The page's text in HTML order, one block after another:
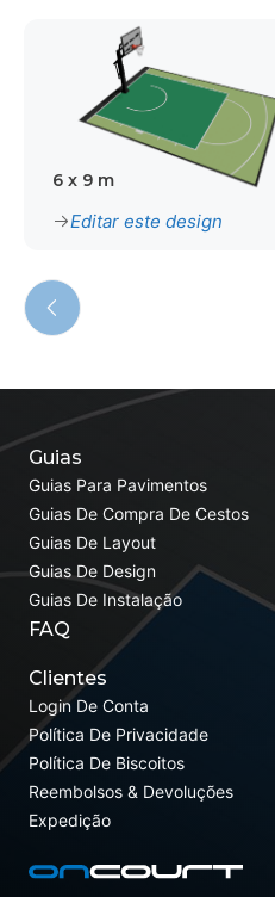
6 x 9 m
Editar este design
Guias
Guias Para Pavimentos
Guias De Compra De Cestos
Guias De Layout
Guias De Design
Guias De Instalação
FAQ
Clientes
Login De Conta
Política De Privacidade
Política De Biscoitos
Reembolsos & Devoluções
Expedição